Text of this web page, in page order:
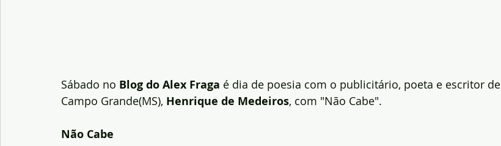
Sábado no Blog do Alex Fraga é dia de poesia com o publicitário, poeta e escritor de
Campo Grande(MS), Henrique de Medeiros, com "Não Cabe".
Não Cabe